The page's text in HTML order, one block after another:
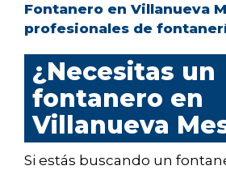
Fontanero en Villanueva
profesionales de
¿Necesitas un
fontanero en
Villanueva
Si estás buscando un